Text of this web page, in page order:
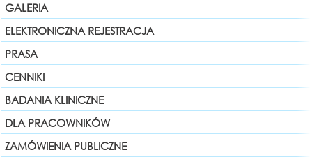
GALERIA
ELEKTRONICZNA REJESTRACJA
PRASA
CENNIKI
BADANIA KLINICZNE
DLA PRACOWNIKÓW
ZAMÓWIENIA PUBLICZNE